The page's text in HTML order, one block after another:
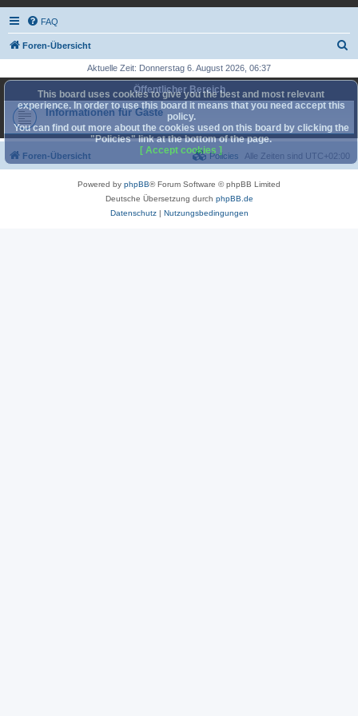
FAQ
Foren-Übersicht
c
h
Aktuelle Zeit: Donnerstag 6. August 2026, 06:37
Öffentlicher Bereich
Informationen für Gäste
This board uses cookies to give you the best and most relevant
experience. In order to use this board it means that you need accept this
policy.
You can find out more about the cookies used on this board by clicking the
"Policies" link at the bottom of the page.
[ Accept cookies ]
Foren-Übersicht Alle Zeiten sind UTC+02:00
Policies
Powered by phpBB® Forum Software © phpBB Limited
Deutsche Übersetzung durch phpBB.de
Datenschutz| Nutzungsbedingungen